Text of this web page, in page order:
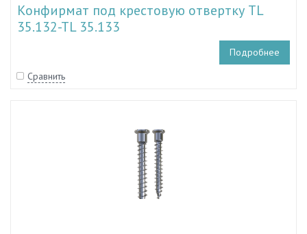
Конфирмат под крестовую отвертку TL
35.132-TL 35.133
Подробнее
Сравнить